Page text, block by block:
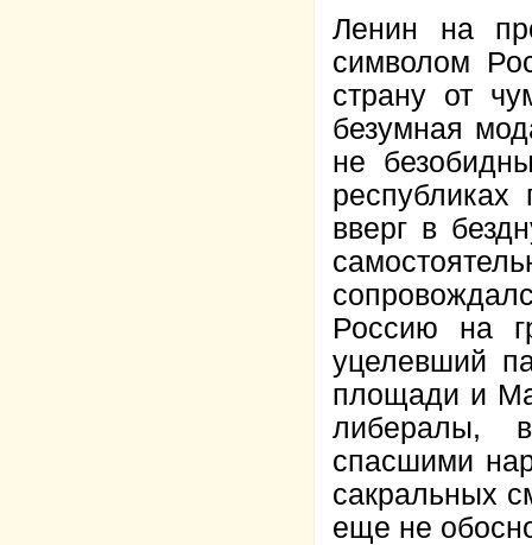
Ленин на
символом
страну от
безумная
не
вверг в
Россию на
уцелевший
площади и
либералы,
спасшими
сакральных
еще не